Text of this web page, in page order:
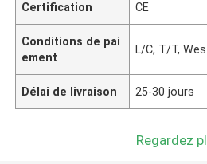
Certification CE
Conditions de pai
ement
L/C, T/T,
Délai de livraison 25-30 jours
Regardez